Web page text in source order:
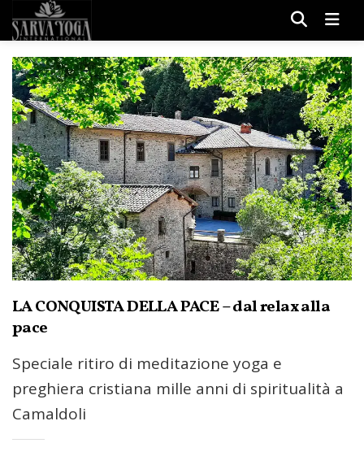
LA CONQUISTA DELLA PACE – dal relax alla
pace
Speciale ritiro di meditazione yoga e
preghiera cristiana mille anni di spiritualità a
Camaldoli